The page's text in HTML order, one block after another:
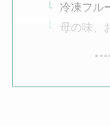
冷凍フル
母の味、